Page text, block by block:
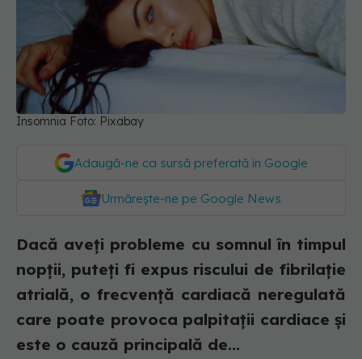
Insomnia Foto: Pixabay
Adaugă-ne ca sursă preferată în Google
Urmărește-ne pe Google News
Dacă aveți probleme cu somnul în timpul
nopții, puteți fi expus riscului de fibrilație
atrială, o frecvență cardiacă neregulată
care poate provoca palpitații cardiace și
este o cauză principală de...